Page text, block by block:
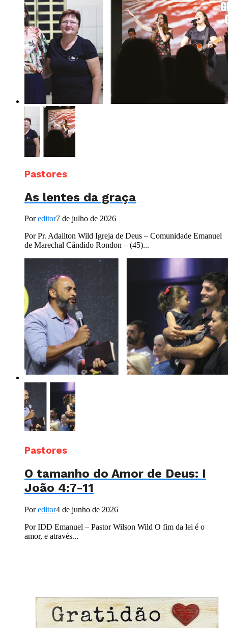
Pastores
As lentes da graça
Poreditor7 de julho de 2026
Por Pr. Adailton Wild Igreja de Deus – Comunidade Emanuel
de Marechal Cândido Rondon – (45)...
Pastores
O tamanho do Amor de Deus: I
João 4:7-11
Poreditor4 de junho de 2026
Por IDD Emanuel – Pastor Wilson Wild O fim da lei é o
amor, e através...